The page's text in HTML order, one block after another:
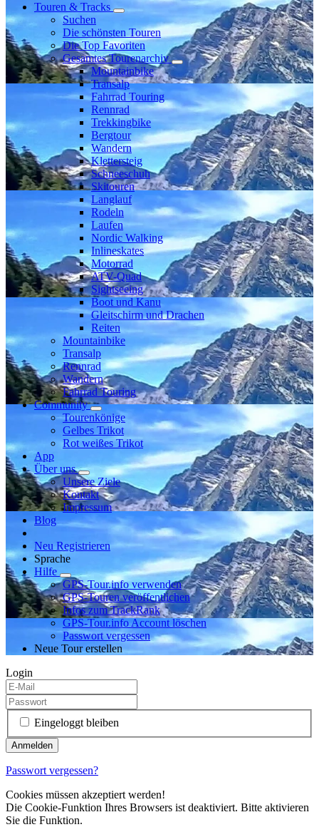
Touren & Tracks
Suchen
Die schönsten Touren
Die Top Favoriten
Gesamtes Tourenarchiv
Mountainbike
Transalp
Fahrrad Touring
Rennrad
Trekkingbike
Bergtour
Wandern
Klettersteig
Schneeschuh
Skitouren
Langlauf
Rodeln
Laufen
Nordic Walking
Inlineskates
Motorrad
ATV-Quad
Sightseeing
Boot und Kanu
Gleitschirm und Drachen
Reiten
Mountainbike
Transalp
Rennrad
Wandern
Fahrrad Touring
Community
Tourenkönige
Gelbes Trikot
Rot weißes Trikot
App
Über uns
Unsere Ziele
Kontakt
Impressum
Blog
Neu Registrieren
Sprache
Hilfe
GPS-Tour.info verwenden
GPS-Touren veröffentlichen
Infos zum TrackRank
GPS-Tour.info Account löschen
Passwort vergessen
Neue Tour erstellen
Login
Eingeloggt bleiben
Passwort vergessen?
Cookies müssen akzeptiert werden!
Die Cookie-Funktion Ihres Browsers ist deaktiviert. Bitte aktivieren
Sie die Funktion.